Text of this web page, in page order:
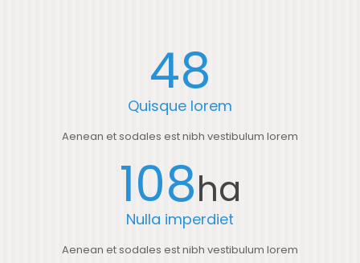
48
Quisque lorem
Aenean et sodales est nibh vestibulum lorem
108ha
Nulla imperdiet
Aenean et sodales est nibh vestibulum lorem